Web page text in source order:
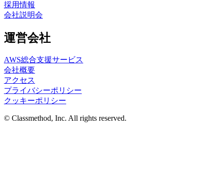
採用情報
会社説明会
運営会社
AWS総合支援サービス
会社概要
アクセス
プライバシーポリシー
クッキーポリシー
© Classmethod, Inc. All rights reserved.